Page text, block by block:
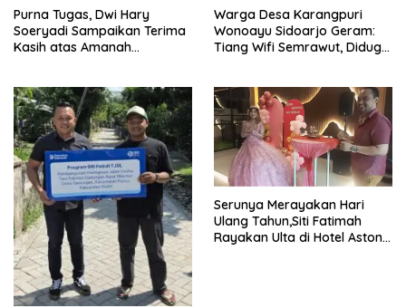
Purna Tugas, Dwi Hary
Soeryadi Sampaikan Terima
Kasih atas Amanah
Warga Desa Karangpuri
Wonoayu Sidoarjo Geram:
Tiang Wifi Semrawut, Diduga
Pemilik Tanah
Serunya Merayakan Hari
Ulang Tahun,Siti Fatimah
Rayakan Ulta di Hotel Aston